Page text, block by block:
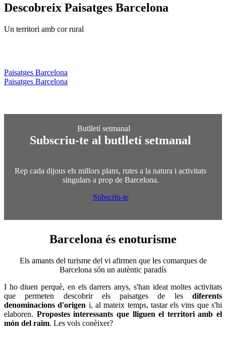
Descobreix Paisatges Barcelona
Un territori amb cor rural
Paisatges Barcelona
Paisatges Barcelona
Subscriu-te al butlletí setmanal
Rep cada dijous els millors plans, rutes a la natura i activitats
singulars a prop de Barcelona.
Subscriu-te
Barcelona és enoturisme
Els amants del turisme del vi afirmen que les comarques de
Barcelona són un autèntic paradís
I ho diuen perquè, en els darrers anys, s'han ideat moltes activitats
que permeten descobrir els paisatges de les diferents
denominacions d'origen i, al mateix temps, tastar els vins que s'hi
elaboren. Propostes interessants que lliguen el territori amb el
món del raïm. Les vols conèixer?